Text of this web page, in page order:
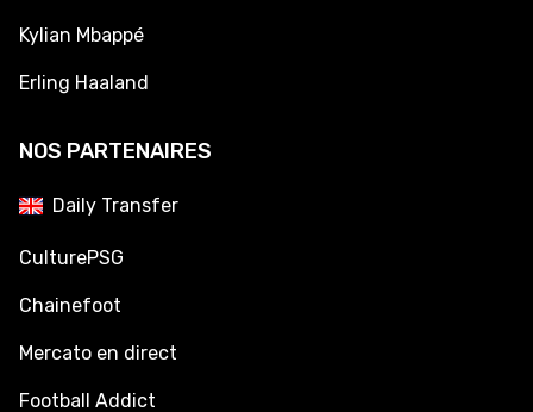
Kylian Mbappé
Erling Haaland
NOS PARTENAIRES
Daily Transfer
CulturePSG
Chainefoot
Mercato en direct
Football Addict